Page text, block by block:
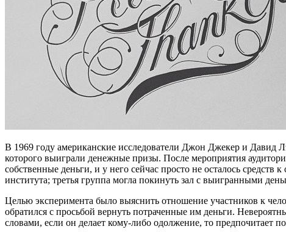
В 1969 году американские исследователи Джон Джекер и Давид
которого выиграли денежные призы. После мероприятия
собственные деньги, и у него сейчас просто не осталось
института; третья группа могла покинуть зал с выигранными
Целью эксперимента было выяснить отношение участников к
обратился с просьбой вернуть потраченные им деньги.
словами, если он делает кому-либо одолжение, то предпочитает